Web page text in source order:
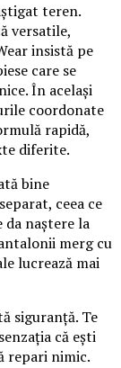
teren.
versatile,
insistă pe
care se
În același
coordonate
rapidă,
diferite.
bine
ceea ce
da naștere la
merg cu
lucrează mai
siguranță. Te
că ești
repari nimic.